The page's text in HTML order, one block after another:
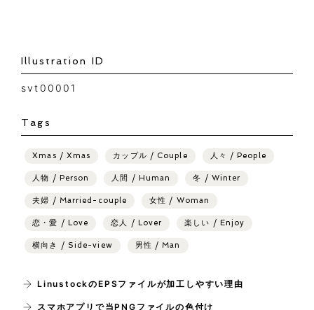
Illustration ID
svt00001
Tags
Xmas / Xmas カップル / Couple 人々 / People
人物 / Person 人間 / Human 冬 / Winter
夫婦 / Married-couple 女性 / Woman
恋・愛 / Love 恋人 / Lover 楽しい / Enjoy
横向き / Side-view 男性 / Man
LinustockのEPSファイルが加工しやすい理由
スマホアプリで当PNGファイルの色付け